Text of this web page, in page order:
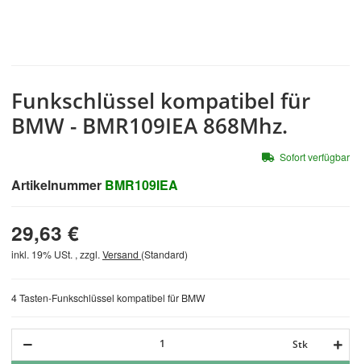
Funkschlüssel kompatibel für
BMW - BMR109IEA 868Mhz.
Artikelnummer BMR109IEA
4 Tasten-Funkschlüssel kompatibel für BMW
29,63 €
inkl. 19% USt. , zzgl. Versand (Standard)
Stk
Sofort verfügbar